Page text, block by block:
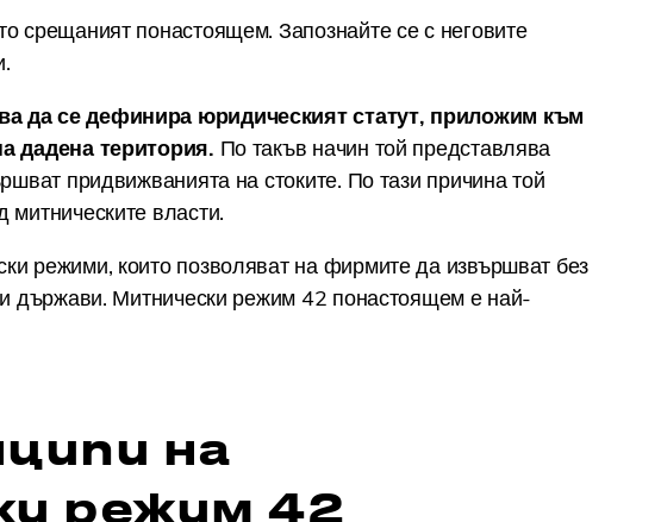
срещаният понастоящем. Запознайте се с неговите
да се дефинира юридическият статут, приложим към
дадена територия. По такъв начин той представлява
придвижванията на стоките. По тази причина той
власти.
режими, които позволяват на фирмите да извършват без
държави. Митнически режим 42 понастоящем е най-
на
режим 42